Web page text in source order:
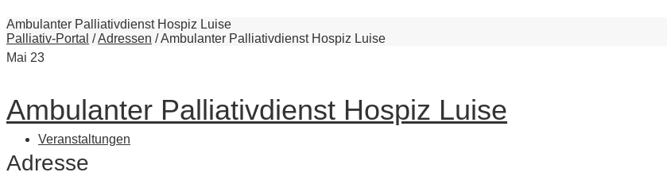
Veranstaltungen
Ambulanter Palliativdienst Hospiz Luise
Palliativ-Portal /Adressen /Ambulanter Palliativdienst Hospiz Luise
Mai 23
Ambulanter Palliativdienst Hospiz Luise
Adresse